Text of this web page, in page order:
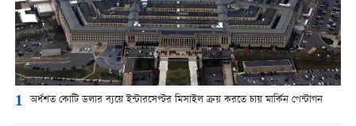
1 অর্ধশত কোটি ডলার ব্যয়ে ইন্টারসেপ্টর মিসাইল ক্রয় করতে চায় মার্কিন পেন্টাগন